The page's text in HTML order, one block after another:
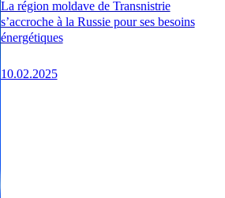
La région moldave de Transnistrie
s’accroche à la Russie pour ses besoins
énergétiques
10.02.2025